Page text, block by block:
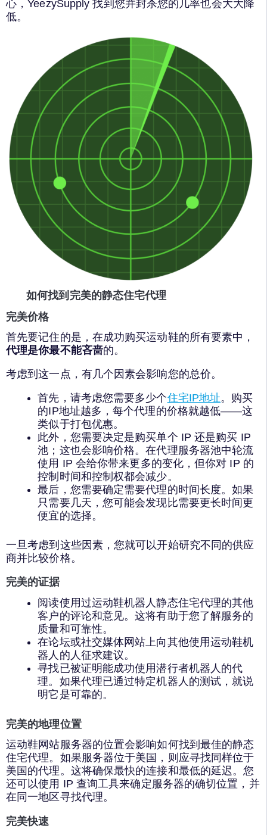
心，YeezySupply 找到您并封杀您的几率也会大大降
低。
如何找到完美的静态住宅代理
完美价格
首先要记住的是，在成功购买运动鞋的所有要素中，
代理是你最不能吝啬的。
考虑到这一点，有几个因素会影响您的总价。
首先，请考虑您需要多少个住宅IP地址。购买
的IP地址越多，每个代理的价格就越低——这
类似于打包优惠。
此外，您需要决定是购买单个 IP 还是购买 IP
池；这也会影响价格。在代理服务器池中轮流
使用 IP 会给你带来更多的变化，但你对 IP 的
控制时间和控制权都会减少。
最后，您需要确定需要代理的时间长度。如果
只需要几天，您可能会发现比需要更长时间更
便宜的选择。
一旦考虑到这些因素，您就可以开始研究不同的供应
商并比较价格。
完美的证据
阅读使用过运动鞋机器人静态住宅代理的其他
客户的评论和意见。这将有助于您了解服务的
质量和可靠性。
在论坛或社交媒体网站上向其他使用运动鞋机
器人的人征求建议。
寻找已被证明能成功使用潜行者机器人的代
理。如果代理已通过特定机器人的测试，就说
明它是可靠的。
完美的地理位置
运动鞋网站服务器的位置会影响如何找到最佳的静态
住宅代理。如果服务器位于美国，则应寻找同样位于
美国的代理。这将确保最快的连接和最低的延迟。您
还可以使用 IP 查询工具来确定服务器的确切位置，并
在同一地区寻找代理。
完美快速